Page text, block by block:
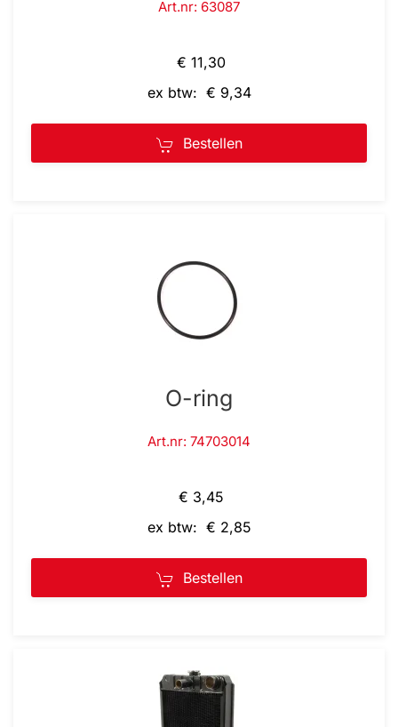
Art.nr: 63087
€ 11,30
ex btw: € 9,34
Bestellen
O-ring
Art.nr: 74703014
€ 3,45
ex btw: € 2,85
Bestellen